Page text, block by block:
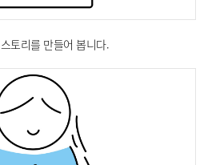
토리를 만들어 봅니다.